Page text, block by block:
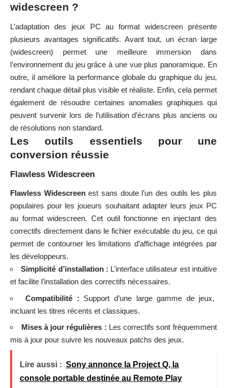
widescreen ?
L’adaptation des jeux PC au format widescreen présente
plusieurs avantages significatifs. Avant tout, un écran large
(widescreen) permet une meilleure immersion dans
l’environnement du jeu grâce à une vue plus panoramique. En
outre, il améliore la performance globale du graphique du jeu,
rendant chaque détail plus visible et réaliste. Enfin, cela permet
également de résoudre certaines anomalies graphiques qui
peuvent survenir lors de l’utilisation d’écrans plus anciens ou
de résolutions non standard.
Les outils essentiels pour une
conversion réussie
Flawless Widescreen
Flawless Widescreenest sans doute l’un des outils les plus
populaires pour les joueurs souhaitant adapter leurs jeux PC
au format widescreen. Cet outil fonctionne en injectant des
correctifs directement dans le fichier exécutable du jeu, ce qui
permet de contourner les limitations d’affichage intégrées par
les développeurs.
Simplicité d’installation : L’interface utilisateur est intuitive
et facilite l’installation des correctifs nécessaires.
Compatibilité : Support d’une large gamme de jeux,
incluant les titres récents et classiques.
Mises à jour régulières : Les correctifs sont fréquemment
mis à jour pour suivre les nouveaux patchs des jeux.
Lire aussi : Sony annonce la Project Q, la
console portable destinée au Remote Play